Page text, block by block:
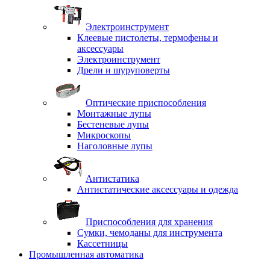
Электроинструмент
Клеевые пистолеты, термофены и
аксессуары
Электроинструмент
Дрели и шуруповерты
Оптические приспособления
Монтажные лупы
Бестеневые лупы
Микроскопы
Наголовные лупы
Антистатика
Антистатические аксессуары и одежда
Приспособления для хранения
Сумки, чемоданы для инструмента
Кассетницы
Промышленная автоматика